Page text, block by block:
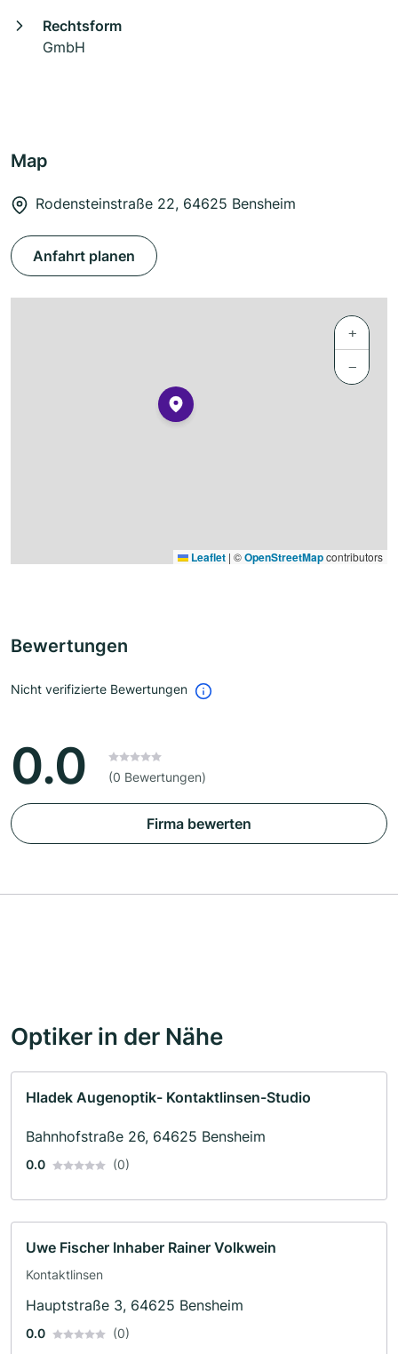
Rechtsform
GmbH
Map
Rodensteinstraße 22, 64625 Bensheim
Anfahrt planen
+
−
Leaflet | ©OpenStreetMapcontributors
Bewertungen
Nicht verifizierte Bewertungen
0.0 (0 Bewertungen)
Firma bewerten
Optiker in der Nähe
Hladek Augenoptik- Kontaktlinsen-Studio
Bahnhofstraße 26, 64625 Bensheim
0.0 (0)
Uwe Fischer Inhaber Rainer Volkwein
Kontaktlinsen
Hauptstraße 3, 64625 Bensheim
0.0 (0)